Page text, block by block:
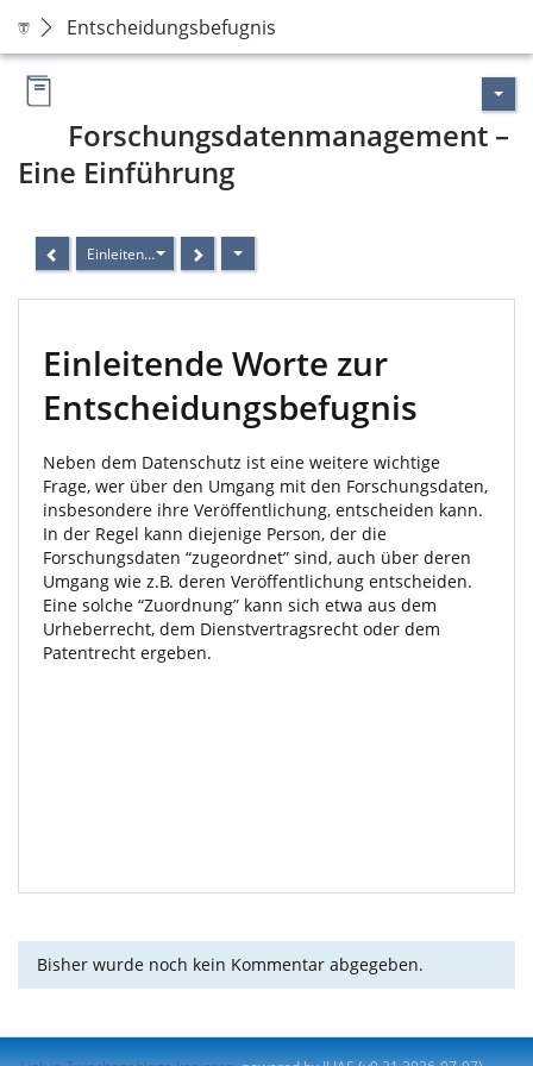
Entscheidungsbefugnis
Forschungsdatenmanagement –
Eine Einführung
Einleitende Worte zur Entscheidungsbefugnis
Einleitende Worte zur
Entscheidungsbefugnis
Neben dem Datenschutz ist eine weitere wichtige
Frage, wer über den Umgang mit den Forschungsdaten,
insbesondere ihre Veröffentlichung, entscheiden kann.
In der Regel kann diejenige Person, der die
Forschungsdaten “zugeordnet” sind, auch über deren
Umgang wie z.B. deren Veröffentlichung entscheiden.
Eine solche “Zuordnung” kann sich etwa aus dem
Urheberrecht, dem Dienstvertragsrecht oder dem
Patentrecht ergeben.
Bisher wurde noch kein Kommentar abgegeben.